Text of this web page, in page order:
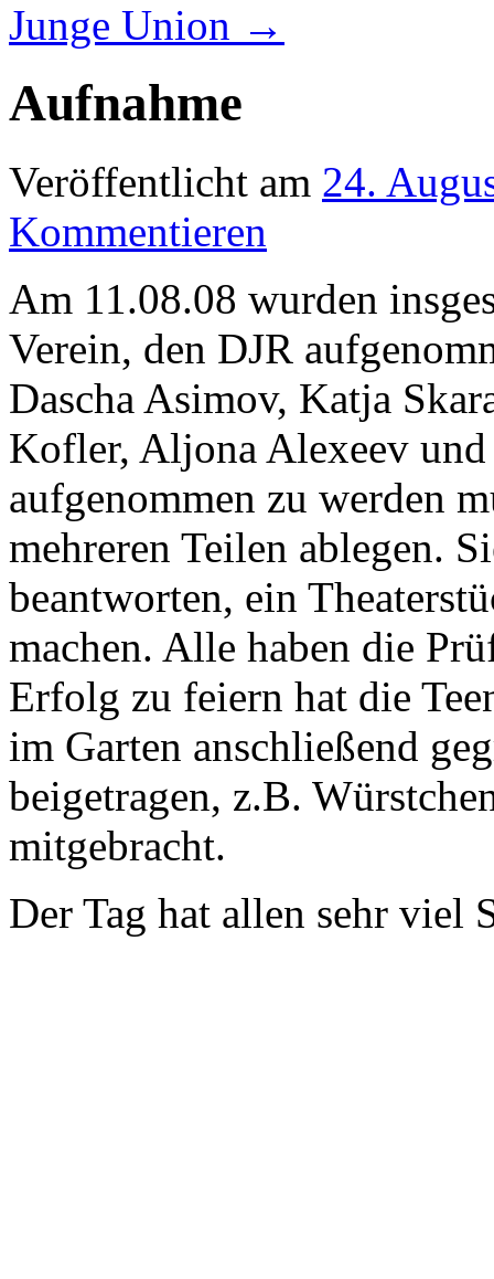
Junge Union →
Aufnahme
Veröffentlicht am 24.
Kommentieren
Am 11.08.08 wurden
Verein, den DJR
Dascha Asimov, Katja
Kofler, Aljona Alexeev
aufgenommen zu werden
mehreren Teilen ablegen.
beantworten, ein
machen. Alle haben die
Erfolg zu feiern hat die
im Garten anschließend
beigetragen, z.B.
mitgebracht.
Der Tag hat allen sehr viel